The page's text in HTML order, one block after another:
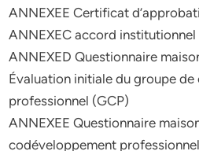
ANNEXEE Certificat
ANNEXEC accord institutionnel
ANNEXED Questionnaire
Évaluation initiale du groupe
professionnel (GCP)
ANNEXEE Questionnaire
codéveloppement